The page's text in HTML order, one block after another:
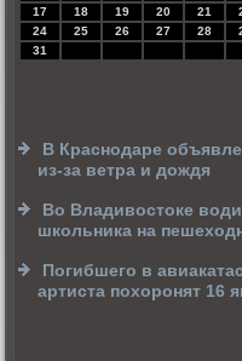
17
18 19 20 21
24
25 26 27 28
31
В Краснодаре
из-за ветра и дождя
Во Владивостоке
школьника на
Погибшего в
артиста похоронят 16